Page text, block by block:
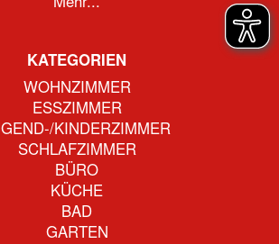
KATEGORIEN
WOHNZIMMER
ESSZIMMER
KINDERZIMMER
SCHLAFZIMMER
BÜRO
KÜCHE
BAD
GARTEN